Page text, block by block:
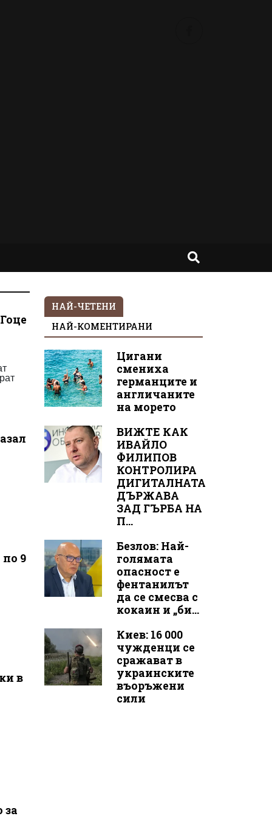
9
в
за
НАЙ-ЧЕТЕНИ
НАЙ-КОМЕНТИРАНИ
Цигани
смениха
германците и
англичаните
на морето
ВИЖТЕ КАК
ИВАЙЛО
ФИЛИПОВ
КОНТРОЛИРА
ДИГИТАЛНАТА
ДЪРЖАВА
ЗАД ГЪРБА НА
П...
Безлов: Най-
голямата
опасност е
фентанилът
да се смесва с
кокаин и „би...
Киев: 16 000
чужденци се
сражават в
украинските
въоръжени
сили